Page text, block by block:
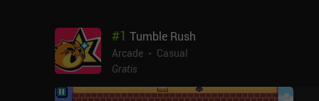
#1 Tumble Rush
Arcade
Casual
Gratis